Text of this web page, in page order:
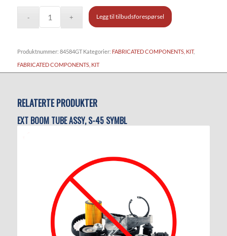
Legg til tilbudsforespørsel
Produktnummer: 84584GT Kategorier: FABRICATED COMPONENTS, KIT,
FABRICATED COMPONENTS, KIT
RELATERTE PRODUKTER
EXT BOOM TUBE ASSY, S-45 SYMBL